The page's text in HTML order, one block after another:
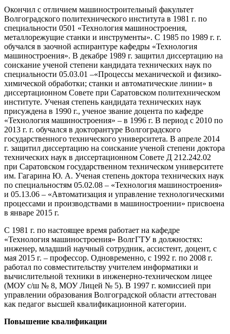
Окончил с отличием машиностроительный факультет
Волгоградского политехнического института в 1981 г. по
специальности 0501 «Технология машиностроения,
металлорежущие станки и инструменты». С 1985 по 1989 г. г.
обучался в заочной аспирантуре кафедры «Технология
машиностроения». В декабре 1989 г. защитил диссертацию на
соискание ученой степени кандидата технических наук по
специальности 05.03.01 –«Процессы механической и физико-
химической обработки; станки и автоматические линии» в
диссертационном Совете при Саратовском политехническом
институте. Ученая степень кандидата технических наук
присуждена в 1990 г., ученое звание доцента по кафедре
«Технология машиностроения» – в 1996 г. В период с 2010 по
2013 г. г. обучался в докторантуре Волгоградского
государственного технического университета. В апреле 2014
г. защитил диссертацию на соискание ученой степени доктора
технических наук в диссертационном Совете Д 212.242.02
при Саратовском государственном техническом университете
им. Гагарина Ю. А. Ученая степень доктора технических наук
по специальностям 05.02.08 – «Технология машиностроения»
и 05.13.06 – «Автоматизация и управление технологическими
процессами и производствами в машиностроении» присвоена
в январе 2015 г.
С 1981 г. по настоящее время работает на кафедре
«Технология машиностроения» ВолгГТУ в должностях:
инженер, младший научный сотрудник, ассистент, доцент, с
мая 2015 г. – профессор. Одновременно, с 1992 г. по 2008 г.
работал по совместительству учителем информатики и
вычислительной техники в инженерно-техническом лицее
(МОУ с/ш № 8, МОУ Лицей № 5). В 1997 г. комиссией при
управлении образования Волгоградской области аттестован
как педагог высшей квалификационной категории.
Повышение квалификации